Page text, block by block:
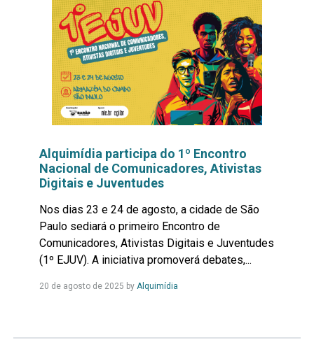
Alquimídia participa do 1º Encontro
Nacional de Comunicadores, Ativistas
Digitais e Juventudes
Nos dias 23 e 24 de agosto, a cidade de São
Paulo sediará o primeiro Encontro de
Comunicadores, Ativistas Digitais e Juventudes
(1º EJUV). A iniciativa promoverá debates,...
20 de agosto de 2025 by AlquimídiaLeia